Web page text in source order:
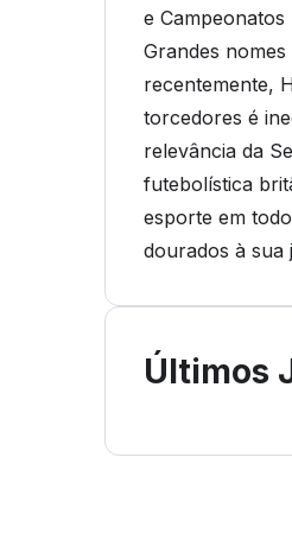
e
Grandes
recentemente,
torcedores é
relevância da
futebolística
esporte em
dourados à sua
Últimos